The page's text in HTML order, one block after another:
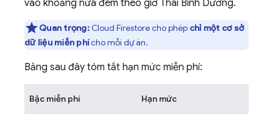
vào khoảng nửa đêm theo giờ Thái Bình Dương.
Quan trọng: Cloud Firestorecho phép chỉ một cơ sở
dữ liệu miễn phícho mỗi dự án.
Bảng sau đây tóm tắt hạn mức miễn phí:
Bậc miễn phí Hạn mức